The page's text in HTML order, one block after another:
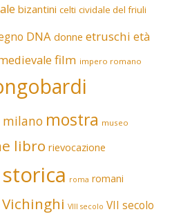
bizantini celti cividale del friuli
DNA donne etruschi età
film impero romano
milano mostra museo
libro rievocazione
roma romani
Vichinghi VIII secolo VII secolo